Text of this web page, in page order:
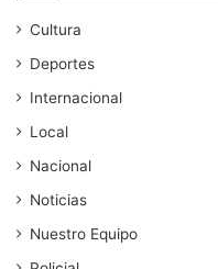
Cultura
Deportes
Internacional
Local
Nacional
Noticias
Nuestro Equipo